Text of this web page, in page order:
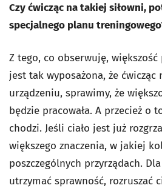
Czyćwicząc na takiej siłowni,
specjalnego planu
Z tego, co obserwuję, większość
jest tak wyposażona, że ćwicząc
urządzeniu, sprawimy, że
będzie pracowała. A przecież o
chodzi. Jeśli ciało jest już
większego znaczenia, w jakiej
poszczególnych przyrządach.
utrzymać sprawność, rozruszać